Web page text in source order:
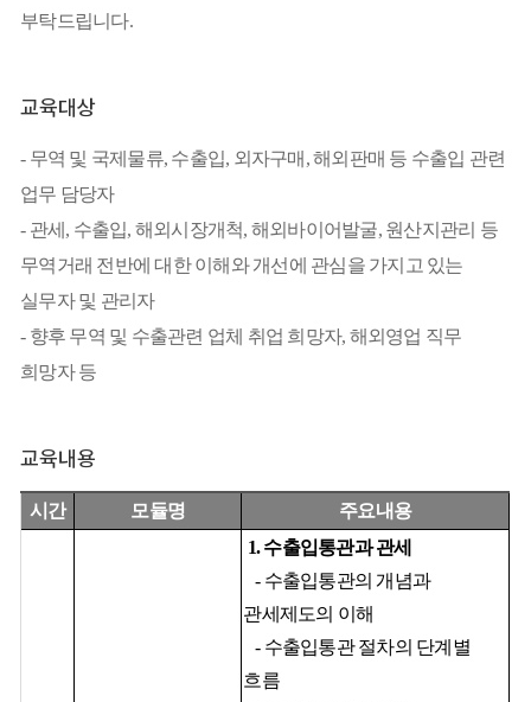
부탁드립니다.
교육대상
- 무역 및 국제물류, 수출입, 외자구매, 해외판매 등 수출입 관련
업무 담당자
- 관세, 수출입, 해외시장개척, 해외바이어발굴, 원산지관리 등
무역거래 전반에 대한 이해와 개선에 관심을 가지고 있는
실무자 및 관리자
- 향후 무역 및 수출관련 업체 취업 희망자, 해외영업 직무
희망자 등
교육내용
시간 모듈명 주요내용
1.수출입통관과 관세
- 수출입통관의 개념과
관세제도의 이해
- 수출입통관 절차의 단계별
흐름